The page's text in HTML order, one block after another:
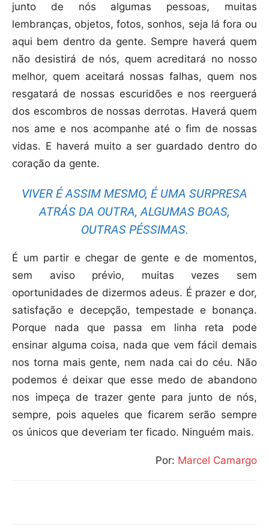
junto de nós algumas pessoas, muitas
lembranças, objetos, fotos, sonhos, seja lá fora ou
aqui bem dentro da gente. Sempre haverá quem
não desistirá de nós, quem acreditará no nosso
melhor, quem aceitará nossas falhas, quem nos
resgatará de nossas escuridões e nos reerguerá
dos escombros de nossas derrotas. Haverá quem
nos ame e nos acompanhe até o fim de nossas
vidas. E haverá muito a ser guardado dentro do
coração da gente.
VIVER É ASSIM MESMO, É UMA SURPRESA
ATRÁS DA OUTRA, ALGUMAS BOAS,
OUTRAS PÉSSIMAS.
É um partir e chegar de gente e de momentos,
sem aviso prévio, muitas vezes sem
oportunidades de dizermos adeus. É prazer e dor,
satisfação e decepção, tempestade e bonança.
Porque nada que passa em linha reta pode
ensinar alguma coisa, nada que vem fácil demais
nos torna mais gente, nem nada cai do céu. Não
podemos é deixar que esse medo de abandono
nos impeça de trazer gente para junto de nós,
sempre, pois aqueles que ficarem serão sempre
os únicos que deveriam ter ficado. Ninguém mais.
Por: Marcel Camargo